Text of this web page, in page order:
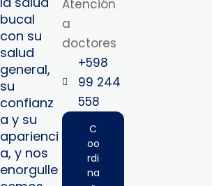
bucal
con su
salud
general,
su
confianz
a y su
aparienci
a, y nos
enorgulle
Atención
a
doctores
+598
99 244
558‬‬
C
oo
rdi
na